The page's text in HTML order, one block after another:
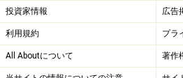
投資家情報 広告
利用規約 プラ
All Aboutについて 著作